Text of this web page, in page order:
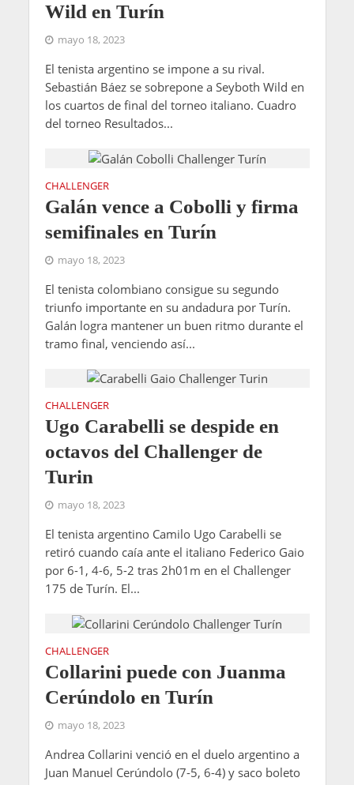
Wild en Turín
mayo 18, 2023
El tenista argentino se impone a su rival.
Sebastián Báez se sobrepone a Seyboth Wild en
los cuartos de final del torneo italiano. Cuadro
del torneo Resultados...
CHALLENGER
Galán vence a Cobolli y firma
semifinales en Turín
mayo 18, 2023
El tenista colombiano consigue su segundo
triunfo importante en su andadura por Turín.
Galán logra mantener un buen ritmo durante el
tramo final, venciendo así...
CHALLENGER
Ugo Carabelli se despide en
octavos del Challenger de
Turin
mayo 18, 2023
El tenista argentino Camilo Ugo Carabelli se
retiró cuando caía ante el italiano Federico Gaio
por 6-1, 4-6, 5-2 tras 2h01m en el Challenger
175 de Turín. El...
CHALLENGER
Collarini puede con Juanma
Cerúndolo en Turín
mayo 18, 2023
Andrea Collarini venció en el duelo argentino a
Juan Manuel Cerúndolo (7-5, 6-4) y saco boleto